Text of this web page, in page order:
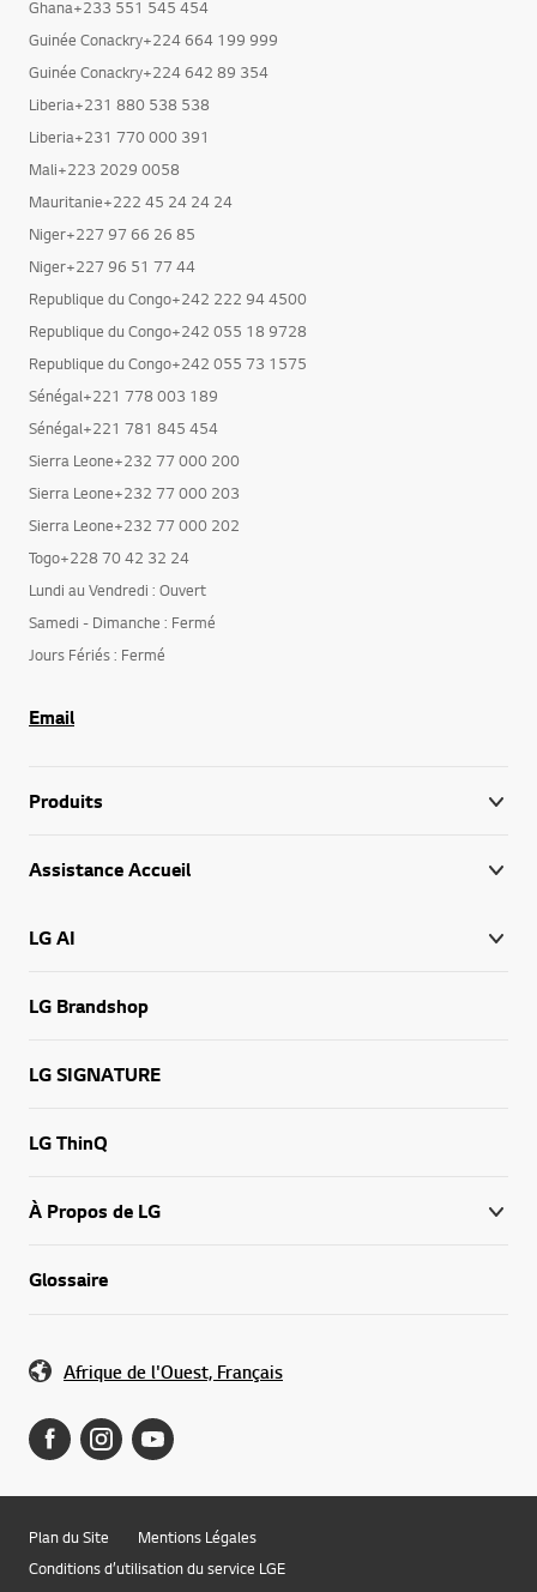
Ghana+233 551 545 454
Guinée Conackry+224 664 199 999
Guinée Conackry+224 642 89 354
Liberia+231 880 538 538
Liberia+231 770 000 391
Mali+223 2029 0058
Mauritanie+222 45 24 24 24
Niger+227 97 66 26 85
Niger+227 96 51 77 44
Republique du Congo+242 222 94 4500
Republique du Congo+242 055 18 9728
Republique du Congo+242 055 73 1575
Sénégal+221 778 003 189
Sénégal+221 781 845 454
Sierra Leone+232 77 000 200
Sierra Leone+232 77 000 203
Sierra Leone+232 77 000 202
Togo+228 70 42 32 24
Lundi au Vendredi : Ouvert
Samedi - Dimanche : Fermé
Jours Fériés : Fermé
Email
Produits
Assistance Accueil
LG AI
LG Brandshop
LG SIGNATURE
LG ThinQ
À Propos de LG
Glossaire
Afrique de l'Ouest, Français
Plan du Site
Mentions Légales
Conditions d’utilisation du service LGE